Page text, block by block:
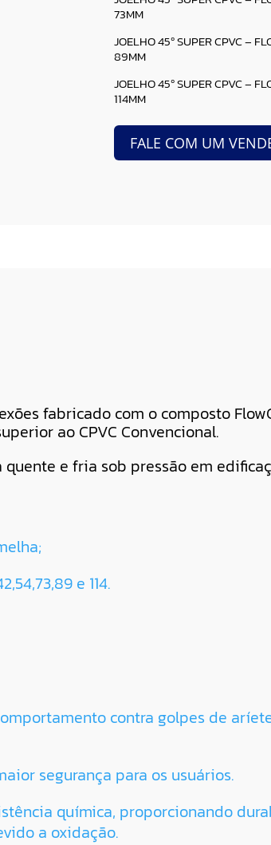
73MM
JOELHO 45º SUPER CPVC –
89MM
JOELHO 45º SUPER CPVC –
114MM
FALE COM UM
fabricado com o composto
ao CPVC Convencional.
e fria sob pressão em
e 114.
contra golpes de
segurança para os usuários.
química, proporcionando
a oxidação.